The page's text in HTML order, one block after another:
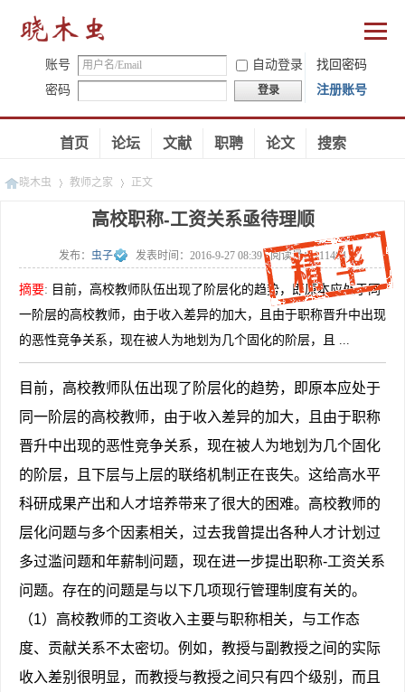
账号 自动登录
找回密码
密码
登录 注册账号
首页 论坛 文献 职聘 论文 搜索
晓木虫 教师之家
»
正文
高校职称-工资关系亟待理顺
发布： 虫子 发表时间： 2016-9-27 08:39 阅读量：111464
摘要: 目前，高校教师队伍出现了阶层化的趋势，即原本应处于同
一阶层的高校教师，由于收入差异的加大，且由于职称晋升中出现
的恶性竞争关系，现在被人为地划为几个固化的阶层，且 ...
目前，高校教师队伍出现了阶层化的趋势，即原本应处于
同一阶层的高校教师，由于收入差异的加大，且由于职称
晋升中出现的恶性竞争关系，现在被人为地划为几个固化
的阶层，且下层与上层的联络机制正在丧失。这给高水平
科研成果产出和人才培养带来了很大的困难。高校教师的
层化问题与多个因素相关，过去我曾提出各种人才计划过
多过滥问题和年薪制问题，现在进一步提出职称-工资关系
问题。存在的问题是与以下几项现行管理制度有关的。
（1）高校教师的工资收入主要与职称相关，与工作态
度、贡献关系不太密切。例如，教授与副教授之间的实际
收入差别很明显，而教授与教授之间只有四个级别，而且